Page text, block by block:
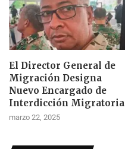
El Director General de
Migración Designa
Nuevo Encargado de
Interdicción Migratoria
marzo 22, 2025